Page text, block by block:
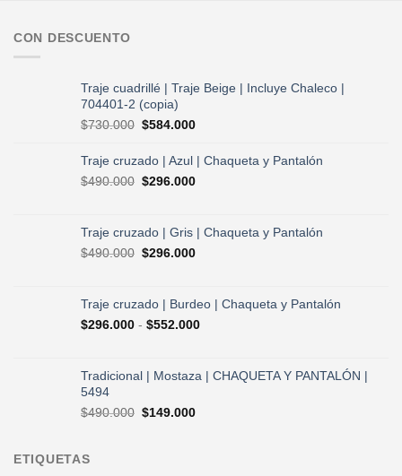
CON DESCUENTO
Traje cuadrillé | Traje Beige | Incluye Chaleco |
704401-2 (copia)
$730.000 El
original
era:
$730.000.
$584.000El
actual
es:
Traje cruzado | Azul | Chaqueta y Pantalón
$490.000 El
era:
$490.000.
$296.000El
es:
Traje cruzado | Gris | Chaqueta y Pantalón
$490.000 El
era:
$490.000.
$296.000El
es:
$296.000.
Traje cruzado | Burdeo | Chaqueta y Pantalón
$296.000 - $552.000Rango
desde
Tradicional | Mostaza | CHAQUETA Y PANTALÓN |
5494
$490.000 El
$149.000El
ETIQUETAS